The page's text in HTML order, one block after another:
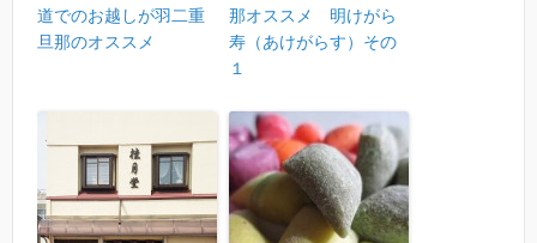
道でのお越しが羽二重
旦那のオススメ
那オススメ 明けがら
寿（あけがらす）その
１